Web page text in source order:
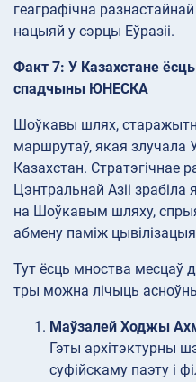
геаграфічна
нацыяй у сэрцы Еўразіі.
Факт 7: У Казахстане
спадчыны ЮНЕСКА
Шоўкавы шлях,
маршрутаў, якая злучала
Казахстан. Стратэгічнае
Цэнтральнай Азіі
на Шоўкавым шляху,
абмену паміж
Тут ёсць мноства месцаў
тры можна лічыць
Маўзалей Ходжы
Гэты архітэктурны
суфійскаму паэту і